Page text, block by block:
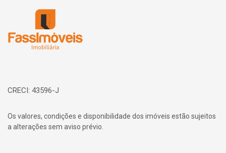
CRECI: 43596-J
Os valores, condições e disponibilidade dos imóveis estão sujeitos
a alterações sem aviso prévio.